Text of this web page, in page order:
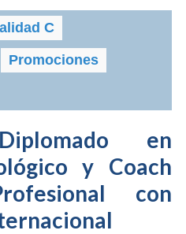
C
Promociones
en
y Coach
con